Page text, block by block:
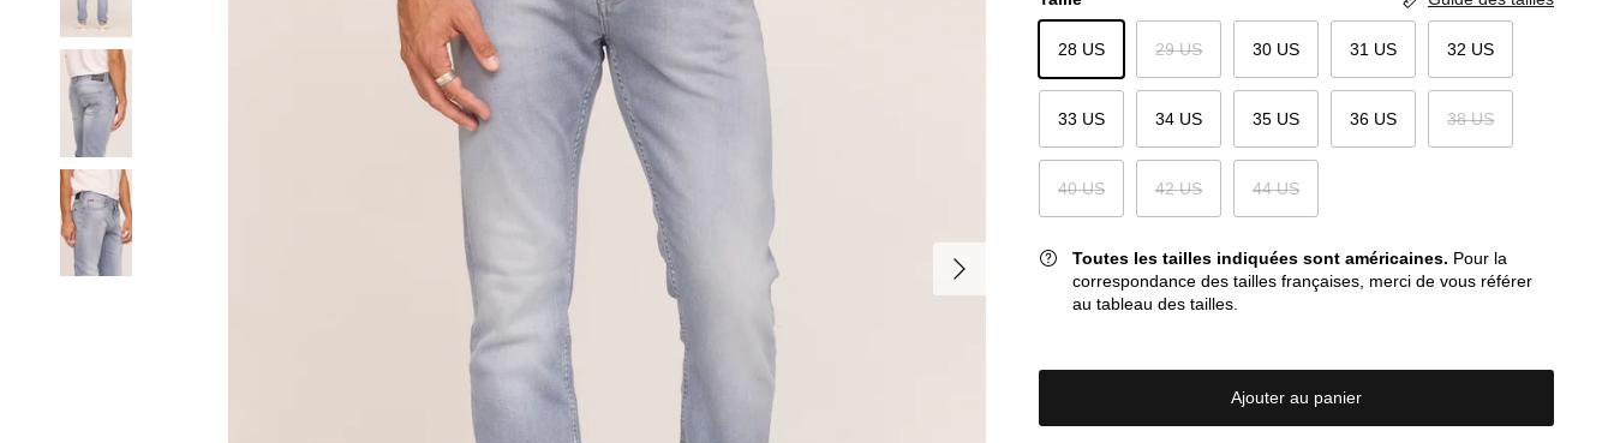
Suivant
28 US 29 US 30 US 31 US 32 US
33 US 34 US 35 US 36 US 38 US
40 US 42 US 44 US
Toutes les tailles indiquées sont américaines. Pour la
correspondance des tailles françaises, merci de vous référer
au tableau des tailles.
Ajouter au panier